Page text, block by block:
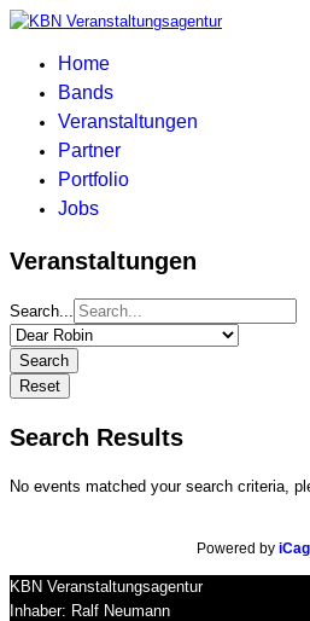
Home
Bands
Veranstaltungen
Partner
Portfolio
Jobs
Veranstaltungen
Search...
Search
Reset
Search Results
No events matched your search criteria,
Powered by
KBN Veranstaltungsagentur
Inhaber: Ralf Neumann